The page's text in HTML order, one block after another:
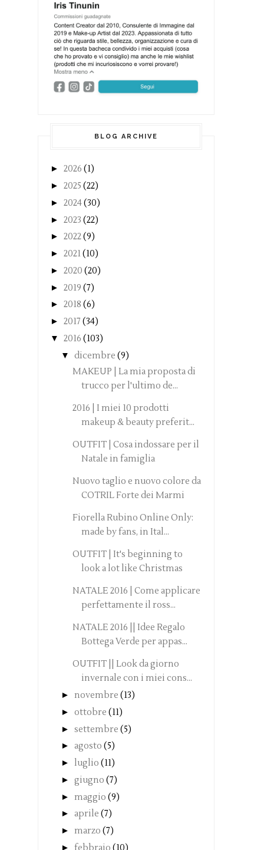
BLOG ARCHIVE
► 2026 (1)
► 2025 (22)
► 2024(30)
► 2023 (22)
► 2022(9)
► 2021(10)
► 2020 (20)
► 2019 (7)
► 2018 (6)
► 2017 (34)
▼ 2016 (103)
▼ dicembre (9)
MAKEUP | La mia proposta di
trucco per l'ultimo de...
2016 | I miei 10 prodotti
makeup & beauty preferit...
OUTFIT | Cosa indossare per il
Natale in famiglia
Nuovo taglio e nuovo colore da
COTRIL Forte dei Marmi
Fiorella Rubino Online Only:
made by fans, in Ital...
OUTFIT | It's beginning to
look a lot like Christmas
NATALE 2016 | Come applicare
perfettamente il ross...
NATALE 2016 || Idee Regalo
Bottega Verde per appas...
OUTFIT || Look da giorno
invernale con i miei cons...
► novembre (13)
► ottobre (11)
► settembre (5)
► agosto (5)
► luglio (11)
► giugno (7)
► maggio (9)
► aprile (7)
► marzo (7)
►